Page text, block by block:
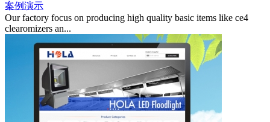
案例演示
Our factory focus on producing high quality basic items like ce4
clearomizers an...